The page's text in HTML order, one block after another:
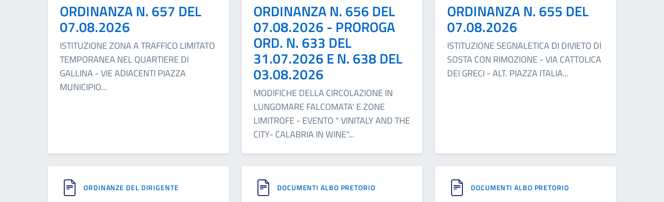
ORDINANZA N. 657 DEL
07.08.2026
ISTITUZIONE ZONA A TRAFFICO LIMITATO
TEMPORANEA NEL QUARTIERE DI
GALLINA - VIE ADIACENTI PIAZZA
MUNICIPIO...
ORDINANZA N. 656 DEL
07.08.2026 - PROROGA
ORD. N. 633 DEL
31.07.2026 E N. 638 DEL
03.08.2026
MODIFICHE DELLA CIRCOLAZIONE IN
LUNGOMARE FALCOMATA' E ZONE
LIMITROFE - EVENTO " VINITALY AND THE
CITY- CALABRIA IN WINE"...
ORDINANZA N. 655 DEL
07.08.2026
ISTITUZIONE SEGNALETICA DI DIVIETO DI
SOSTA CON RIMOZIONE - VIA CATTOLICA
DEI GRECI - ALT. PIAZZA ITALIA...
ORDINANZE DEL DIRIGENTE DOCUMENTI ALBO PRETORIO DOCUMENTI ALBO PRETORIO